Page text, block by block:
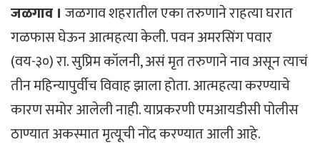
जळगाव । जळगाव शहरातील एका तरुणाने राहत्या घरात
गळफास घेऊन आत्महत्या केली. पवन अमरसिंग पवार
(वय-३०) रा. सुप्रिम कॉलनी, असं मृत तरुणाने नाव असून त्याचं
तीन महिन्यापुर्वीच विवाह झाला होता. आत्महत्या करण्याचे
कारण समोर आलेली नाही. याप्रकरणी एमआयडीसी पोलीस
ठाण्यात अकस्मात मृत्यूची नोंद करण्यात आली आहे.